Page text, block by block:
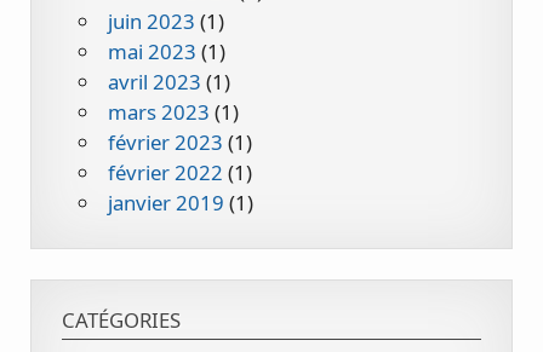
juin 2023 (1)
mai 2023 (1)
avril 2023 (1)
mars 2023 (1)
février 2023 (1)
février 2022 (1)
janvier 2019 (1)
CATÉGORIES